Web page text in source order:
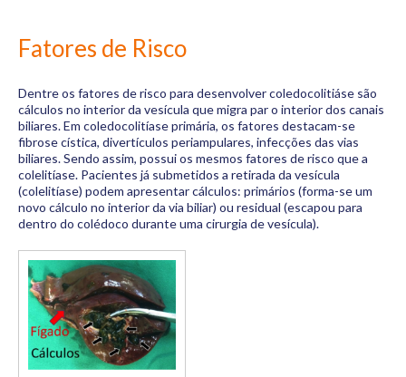
Fatores de Risco
Dentre os fatores de risco para desenvolver coledocolitiáse são
cálculos no interior da vesícula que migra par o interior dos canais
biliares. Em coledocolitíase primária, os fatores destacam-se
fibrose cística, divertículos periampulares, infecções das vias
biliares. Sendo assim, possui os mesmos fatores de risco que a
colelitíase. Pacientes já submetidos a retirada da vesícula
(colelitíase) podem apresentar cálculos: primários (forma-se um
novo cálculo no interior da via biliar) ou residual (escapou para
dentro do colédoco durante uma cirurgia de vesícula).